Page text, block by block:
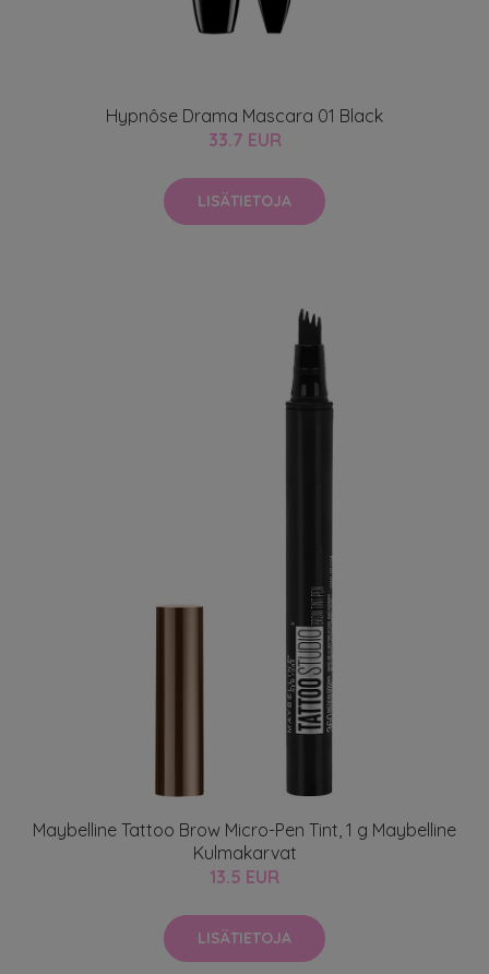
Hypnôse Drama Mascara 01 Black
33.7 EUR
LISÄTIETOJA
Maybelline Tattoo Brow Micro-Pen Tint, 1 g Maybelline
Kulmakarvat
13.5 EUR
LISÄTIETOJA